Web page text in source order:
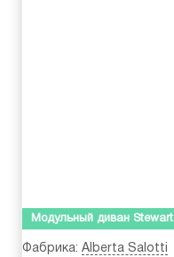
Модульный диван Stewart
Фабрика: Alberta Salotti